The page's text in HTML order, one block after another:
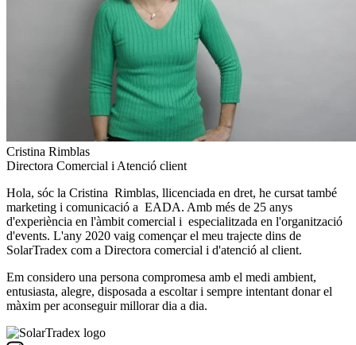
Cristina Rimblas
Directora Comercial i Atenció client
Hola, sóc la Cristina Rimblas, llicenciada en dret, he cursat també
marketing i comunicació a EADA. Amb més de 25 anys
d'experiència en l'àmbit comercial i especialitzada en l'organització
d'events. L'any 2020 vaig començar el meu trajecte dins de
SolarTradex com a Directora comercial i d'atenció al client.
Em considero una persona compromesa amb el medi ambient,
entusiasta, alegre, disposada a escoltar i sempre intentant donar el
màxim per aconseguir millorar dia a dia.